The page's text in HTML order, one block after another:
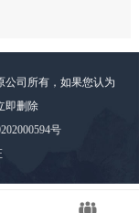
公司所有，如果您认为
即删除
号